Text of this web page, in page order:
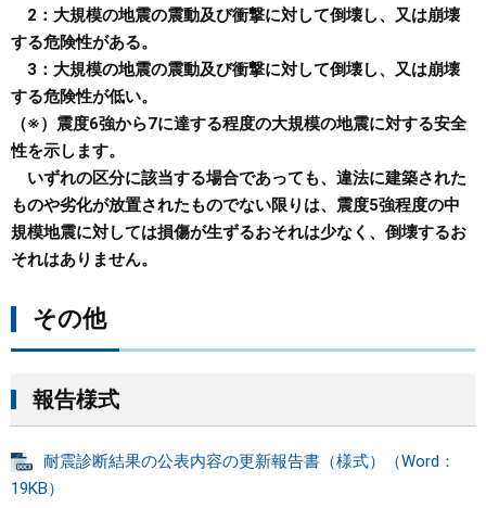
2：大規模の地震の震動及び衝撃に対して倒壊し、又は崩壊
する危険性がある。
3：大規模の地震の震動及び衝撃に対して倒壊し、又は崩壊
する危険性が低い。
（※）震度6強から7に達する程度の大規模の地震に対する安全
性を示します。
いずれの区分に該当する場合であっても、違法に建築された
ものや劣化が放置されたものでない限りは、震度5強程度の中
規模地震に対しては損傷が生ずるおそれは少なく、倒壊するお
それはありません。
その他
報告様式
耐震診断結果の公表内容の更新報告書（様式）（Word：
19KB）